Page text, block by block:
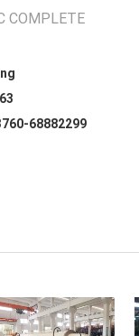
COMPLETE
68882299